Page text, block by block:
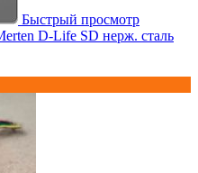
Быстрый просмотр
D-Life SD нерж. сталь